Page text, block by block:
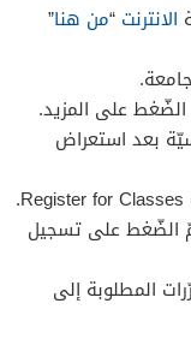
الانترنت “من هنا”
على المزيد.
بعد استعراض
الضّغط على تسجيل
المطلوبة إلى